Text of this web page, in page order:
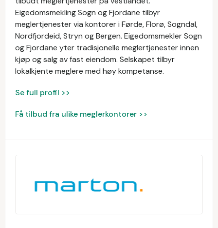
Eigedomsmekling Sogn og Fjordane tilbyr
meglertjenester via kontorer i Førde, Florø, Sogndal,
Nordfjordeid, Stryn og Bergen. Eigedomsmekler Sogn
og Fjordane yter tradisjonelle meglertjenester innen
kjøp og salg av fast eiendom. Selskapet tilbyr
lokalkjente meglere med høy kompetanse.
Se full profil >>
Få tilbud fra ulike meglerkontorer >>